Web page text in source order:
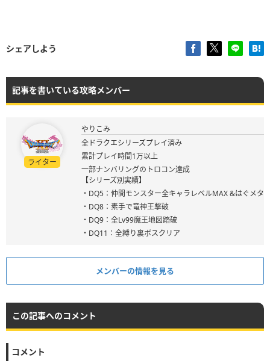
シェアしよう
記事を書いている攻略メンバー
ライター
やりこみ
全ドラクエシリーズプレイ済み
累計プレイ時間1万以上
一部ナンバリングのトロコン達成
【シリーズ別実績】
・DQ5：仲間モンスター全キャラレベルMAX &はぐメタ
・DQ8：素手で竜神王撃破
・DQ9：全Lv99魔王地図踏破
・DQ11：全縛り裏ボスクリア
メンバーの情報を見る
この記事へのコメント
コメント